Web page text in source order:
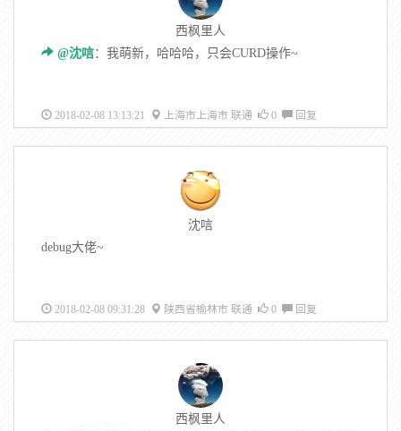
西枫里人
@沈唁：我萌新，哈哈哈，只会CURD操作~
2018-02-08 13:13:21 上海市上海市 联通 0 回复
沈唁
debug大佬~
2018-02-08 09:31:28 陕西省榆林市 联通 0 回复
西枫里人